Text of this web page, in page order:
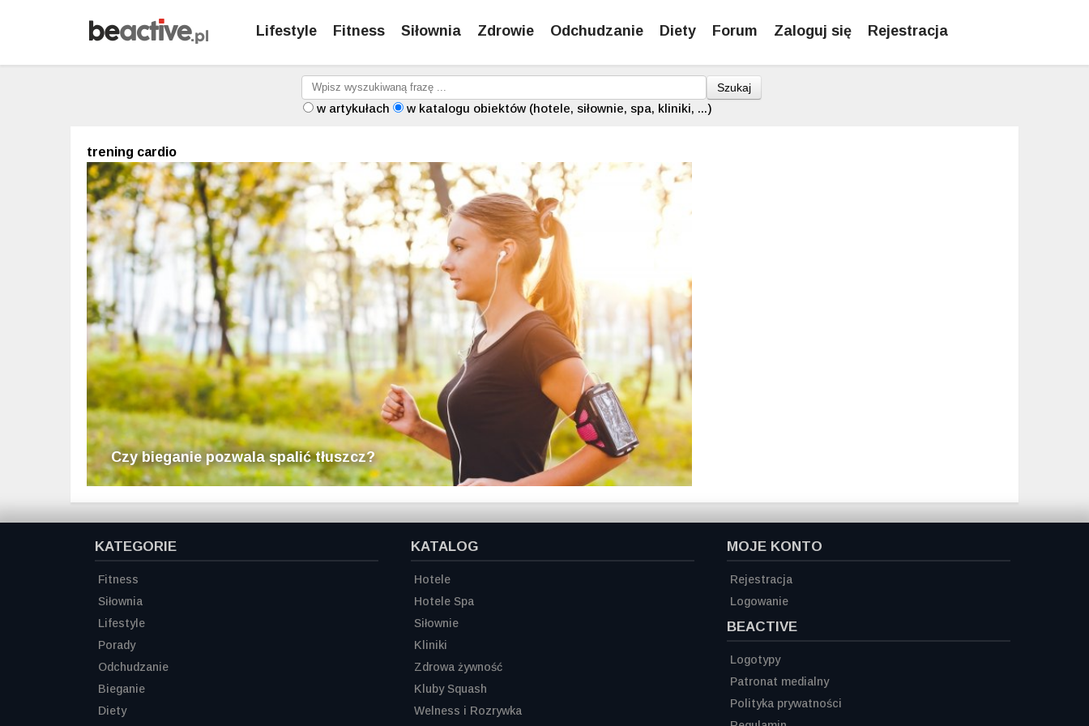
Lifestyle Fitness Siłownia Zdrowie Odchudzanie Diety Forum Zaloguj się Rejestracja
Szukaj
w artykułach w katalogu obiektów (hotele, siłownie, spa, kliniki, ...)
trening cardio
Czy bieganie pozwala spalić tłuszcz?
KATEGORIE
Fitness
Siłownia
Lifestyle
Porady
Odchudzanie
Bieganie
Diety
KATALOG
Hotele
Hotele Spa
Siłownie
Kliniki
Zdrowa żywność
Kluby Squash
Welness i Rozrywka
MOJE KONTO
Rejestracja
Logowanie
BEACTIVE
Logotypy
Patronat medialny
Polityka prywatności